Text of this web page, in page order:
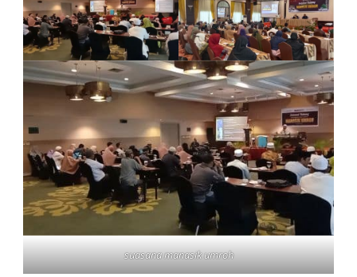
suasana manasik umroh